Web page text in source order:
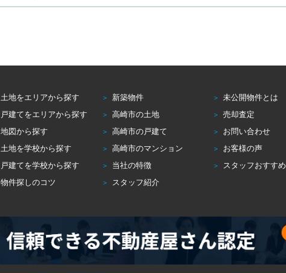
土地をエリアから探す 新築物件
未公開物件とは
戸建てをエリアから探す 高崎市の土地
売却査定
地図から探す 高崎市の戸建て
お問い合わせ
土地を学校から探す 高崎市のマンション
お客様の声
戸建てを学校から探す 当社の特徴
スタッフおすすめ
物件探しのコツ スタッフ紹介